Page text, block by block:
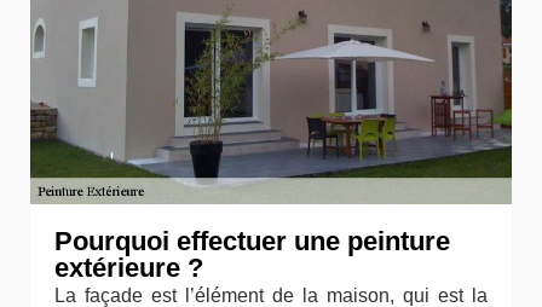
Pourquoi effectuer une peinture
extérieure ?
La façade est l’élément de la maison, qui est la